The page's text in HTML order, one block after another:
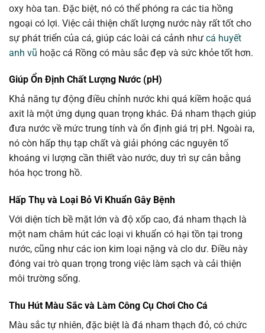
oxy hòa tan. Đặc biệt, nó có thể phóng ra các tia hồng
ngoại có lợi. Việc cải thiện chất lượng nước này rất tốt cho
sự phát triển của cá, giúp các loài cá cảnh như cá huyết
anh vũ hoặc cá Rồng có màu sắc đẹp và sức khỏe tốt hơn.
Giúp Ổn Định Chất Lượng Nước (pH)
Khả năng tự động điều chỉnh nước khi quá kiềm hoặc quá
axit là một ứng dụng quan trọng khác. Đá nham thạch giúp
đưa nước về mức trung tính và ổn định giá trị pH. Ngoài ra,
nó còn hấp thụ tạp chất và giải phóng các nguyên tố
khoáng vi lượng cần thiết vào nước, duy trì sự cân bằng
hóa học trong hồ.
Hấp Thụ và Loại Bỏ Vi Khuẩn Gây Bệnh
Với diện tích bề mặt lớn và độ xốp cao, đá nham thạch là
một nam châm hút các loại vi khuẩn có hại tồn tại trong
nước, cũng như các ion kim loại nặng và clo dư. Điều này
đóng vai trò quan trọng trong việc làm sạch và cải thiện
môi trường sống.
Thu Hút Màu Sắc và Làm Công Cụ Chơi Cho Cá
Màu sắc tự nhiên, đặc biệt là đá nham thạch đỏ, có chức